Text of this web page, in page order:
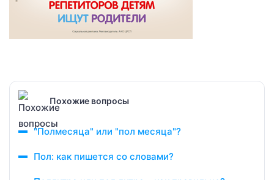
Похожие вопросы
"Полмесяца" или "пол месяца"?
Пол: как пишется со словами?